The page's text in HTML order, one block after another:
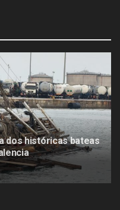
dos históricas bateas